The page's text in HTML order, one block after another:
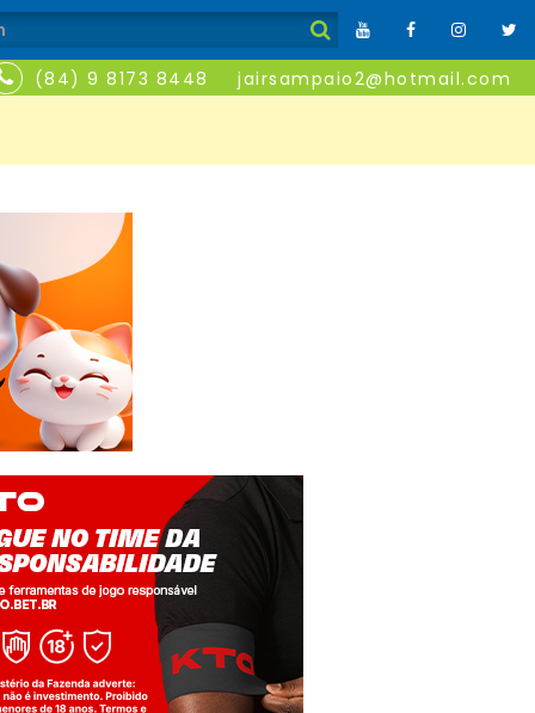
(84) 9 8173 8448 jairsampaio2@hotmail.com